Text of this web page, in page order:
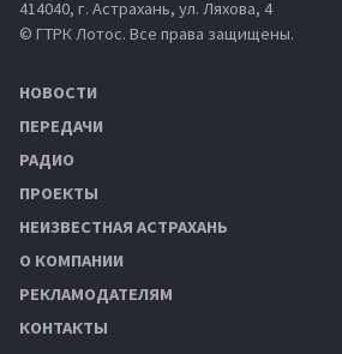
414040, г. Астрахань, ул. Ляхова, 4
© ГТРК Лотос. Все права защищены.
НОВОСТИ
ПЕРЕДАЧИ
РАДИО
ПРОЕКТЫ
НЕИЗВЕСТНАЯ АСТРАХАНЬ
О КОМПАНИИ
РЕКЛАМОДАТЕЛЯМ
КОНТАКТЫ